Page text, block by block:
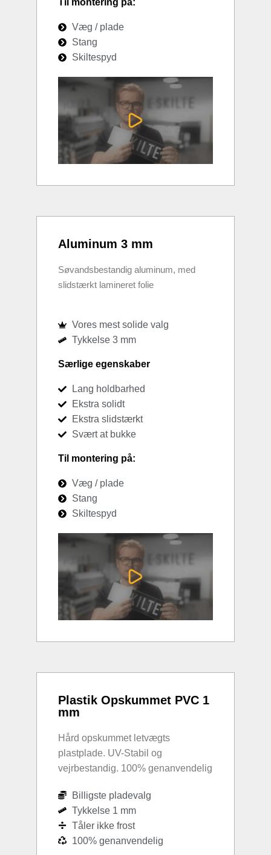
Til montering på:
Væg / plade
Stang
Skiltespyd
Aluminum 3 mm
Søvandsbestandig aluminum, med
slidstærkt lamineret folie
Vores mest solide valg
Tykkelse 3 mm
Særlige egenskaber
Lang holdbarhed
Ekstra solidt
Ekstra slidstærkt
Svært at bukke
Til montering på:
Væg / plade
Stang
Skiltespyd
Plastik Opskummet PVC 1
mm
Hård opskummet letvægts
plastplade. UV-Stabil og
vejrbestandig. 100% genanvendelig
Billigste pladevalg
Tykkelse 1 mm
Tåler ikke frost
100% genanvendelig